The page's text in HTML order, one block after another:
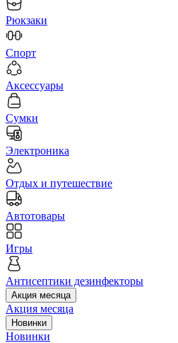
Рюкзаки
Спорт
Аксессуары
Сумки
Электроника
Отдых и путешествие
Автотовары
Игры
Антисептики дезинфекторы
Акция месяца
Акция месяца
Новинки
Новинки